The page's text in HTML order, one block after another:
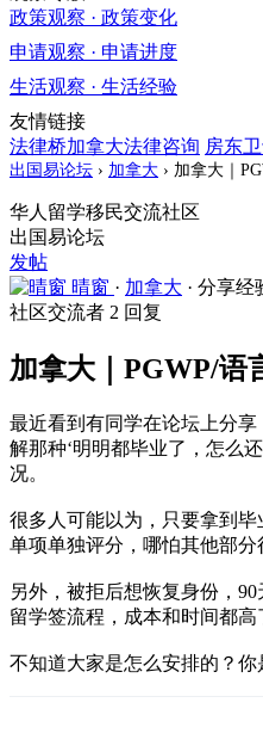
政策观察 · 政策变化
申请观察 · 申请进度
生活观察 · 生活经验
友情链接
法律桥加拿大法律咨询 房东
出国易论坛 › 加拿大 › 加拿大｜
华人留学移民交流社区
出国易论坛
发帖
晴窗 · 加拿大 · 分享经
社区交流者 2 回复
加拿大｜PGWP/语
最近看到有同学在论坛上分
解那种‘明明都毕业了，怎么
况。
很多人可能以为，只要拿到
单项单独评分，哪怕其他部分
另外，被拒后想恢复身份，
留学签流程，成本和时间都
不知道大家是怎么安排的？